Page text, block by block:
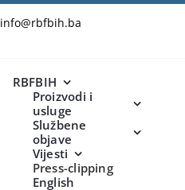
info@rbfbih.ba
RBFBIH
Proizvodi i
usluge
Službene
objave
Vijesti
Press-clipping
English